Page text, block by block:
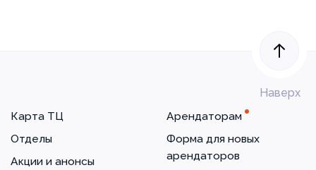
Наверх
Карта ТЦ
Отделы
Акции и анонсы
Арендаторам
Форма для новых
арендаторов